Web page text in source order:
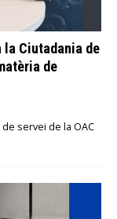
la Ciutadania de
de
servei de la OAC